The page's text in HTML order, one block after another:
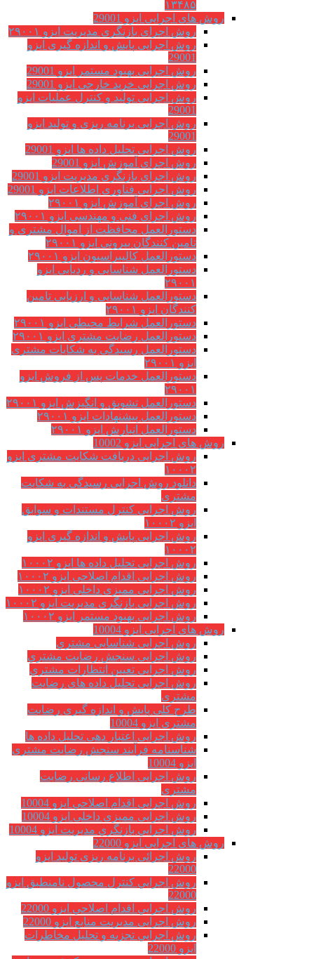
۱۳۴۸۵
روش های اجرایی ایزو 29001
روش اجرای بازنگری مدیریت ایزو ۲۹۰۰۱
روش اجرایی پایش و اندازه گیری ایزو
29001
روش اجرایی بهبود مستمر ایزو 29001
روش اجرایی خرید خارجی ایزو 29001
روش اجرایی تولید و کنترل عملیات ایزو
29001
روش اجرایی برنامه ریزی و تولید ایزو
29001
روش اجرایی تحلیل داده ها ایزو 29001
روش اجرای آموزش ایزو 29001
روش اجرای بازنگری مدیریت ایزو 29001
روش اجرایی فناوری اطلاعات ایزو 29001
روش اجرای آموزش ایزو ۲۹۰۰۱
روش اجرای فنی و مهندسی ایزو ۲۹۰۰۱
دستورالعمل محافظت از اموال مشتری و
تامین کنندگان بیرونی ایزو ۲۹۰۰۱
دستورالعمل کالیبراسیون ایزو ۲۹۰۰۱
دستورالعمل شناسایی و ردیابی ایزو
۲۹۰۰۱
دستورالعمل شناسایی و ارزیابی تامین
کنندگان ایزو ۲۹۰۰۱
دستورالعمل شرایط محیطی ایزو ۲۹۰۰۱
دستورالعمل رضایت مشتری ایزو ۲۹۰۰۱
دستورالعمل رسیدگی به شکایات مشتری
ایزو ۲۹۰۰۱
دستورالعمل خدمات پس از فروش ایزو
۲۹۰۰۱
دستورالعمل تشویق و انگیزش ایزو ۲۹۰۰۱
دستورالعمل پیشنهادات ایزو ۲۹۰۰۱
دستورالعمل انبارش ایزو ۲۹۰۰۱
روش های اجرایی ایزو 10002
روش اجرایی دریافت شکایت مشتری ایزو
۱۰۰۰۲
دانلود روش اجرایی رسیدگی به شکایت
مشتری
روش اجرایی کنترل مستندات و سوابق
ایزو ۱۰۰۰۲
روش اجرایی پایش و اندازه گیری ایزو
۱۰۰۰۲
روش اجرایی تحلیل داده ها ایزو ۱۰۰۰۲
روش اجرایی اقدام اصلاحی ایزو ۱۰۰۰۲
روش اجرایی ممیزی داخلی ایزو ۱۰۰۰۲
روش اجرایی بازنگری مدیریت ایزو ۱۰۰۰۲
روش اجرایی بهبود مستمر ایزو ۱۰۰۰۲
روش های اجرایی ایزو 10004
روش اجرایی شناسایی مشتري
روش اجرایی سنجش رضایت مشتري
روش اجرایی تعیین انتظارات مشتري
روش اجرایی تحلیل داده های رضایت
مشتری
طرح کلی پایش و اندازه گیری رضایت
مشتری ایزو 10004
روش اجرایی اعتبار دهی تحلیل داده ها
شناسنامه فرآیند سنجش رضایت مشتری
ایزو 10004
روش اجرایی اطلاع رسانی رضایت
مشتری
روش اجرايي اقدام اصلاحي ایزو 10004
روش اجرایی ممیزی داخلی ایزو 10004
روش اجرايي بازنگري مديريت ایزو 10004
روش های اجرایی ایزو 22000
روش اجرائی برنامه ريزی توليد ایزو
22000
روش اجرايي كنترل محصول نامنطبق ایزو
22000
روش اجرايي اقدام اصلاحي ایزو 22000
روش اجرایی مدیریت منابع ایزو 22000
روش اجرايي تجزیه و تحلیل مخاطرات
ایزو 22000